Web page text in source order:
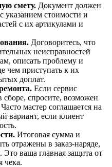
смету. Документ должен
указанием стоимости и
с их артикулами и
Договоритесь, что
неисправностей
описать проблему и
чем приступать к их
доплат.
Если сервис
сборе, спросите, возможен
мастер соглашается на
вариант, если клиент
Итоговая сумма и
отражены в заказ-наряде,
ваша главная защита от
чека.